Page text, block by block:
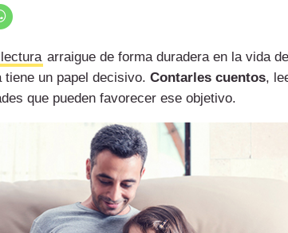
arraigue de forma duradera en la vida
un papel decisivo. Contarles cuentos,
que pueden favorecer ese objetivo.